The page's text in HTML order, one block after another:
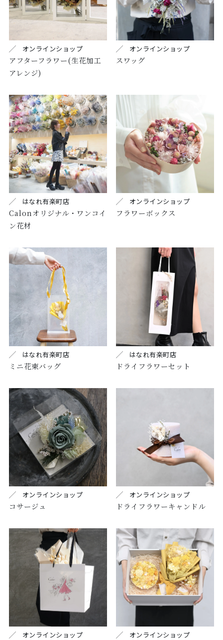
大阪梅
田店
銀座本
オンラインショップ
アフターフラワー(生花加工
アレンジ)
オンラインショップ
スワッグ
はなれ有楽町店
Calonオリジナル・ワンコイ
ン花材
オンラインショップ
フラワーボックス
はなれ有楽町店
ミニ花束バッグ
はなれ有楽町店
ドライフラワーセット
オンラインショップ
コサージュ
オンラインショップ
ドライフラワーキャンドル
オンラインショップ オンラインショップ